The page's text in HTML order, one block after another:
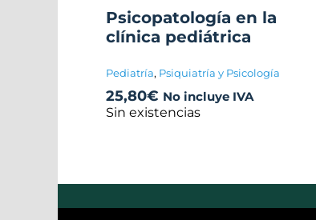
Psicopatología en la
clínica pediátrica
Pediatría, Psiquiatría y Psicología
25,80€ No incluye IVA
Sin existencias